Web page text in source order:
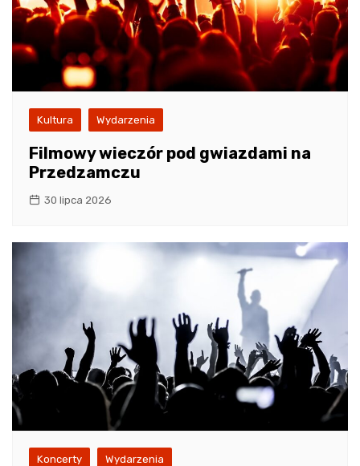
Kultura Wydarzenia
Filmowy wieczór pod gwiazdami na
Przedzamczu
30 lipca 2026
Koncerty Wydarzenia